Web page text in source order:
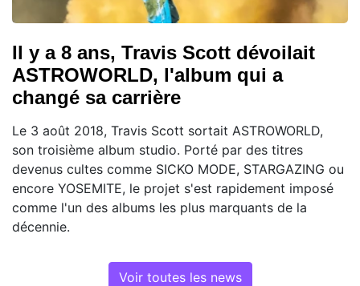
Il y a 8 ans, Travis Scott dévoilait
ASTROWORLD, l'album qui a
changé sa carrière
Le 3 août 2018, Travis Scott sortait ASTROWORLD,
son troisième album studio. Porté par des titres
devenus cultes comme SICKO MODE, STARGAZING ou
encore YOSEMITE, le projet s'est rapidement imposé
comme l'un des albums les plus marquants de la
décennie.
Voir toutes les news